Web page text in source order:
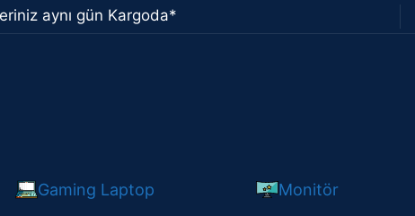
aynı gün Kargoda*
Gaming Laptop Monitör